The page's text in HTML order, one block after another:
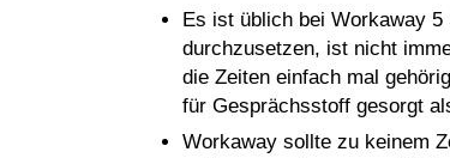
Es ist üblich bei Workaway 5
durchzusetzen, ist nicht
die Zeiten einfach mal
für Gesprächsstoff gesorgt
Workaway sollte zu keinem